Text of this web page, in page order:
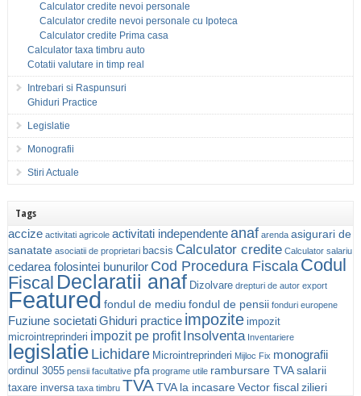
Calculator credite nevoi personale
Calculator credite nevoi personale cu Ipoteca
Calculator credite Prima casa
Calculator taxa timbru auto
Cotatii valutare in timp real
Intrebari si Raspunsuri
Ghiduri Practice
Legislatie
Monografii
Stiri Actuale
Tags
accize activitati agricole activitati independenteanaf arenda asigurari de
sanatate asociatii de proprietari bacsis Calculator credite Calculator salariu
cedarea folosintei bunurilor Cod Procedura Fiscala Codul
Fiscal Declaratii anaf Dizolvare drepturi de autor export
Featured fondul de mediu fondul de pensii fonduri europene
Fuziune societatiGhiduri practice impozite impozit
microintreprinderi impozit pe profit Insolventa Inventariere
legislatieLichidare Microintreprinderi Mijloc Fix monografii
ordinul 3055 pensii facultative pfa programe utile rambursare TVAsalarii
taxare inversa taxa timbru TVATVA la incasareVector fiscalzilieri